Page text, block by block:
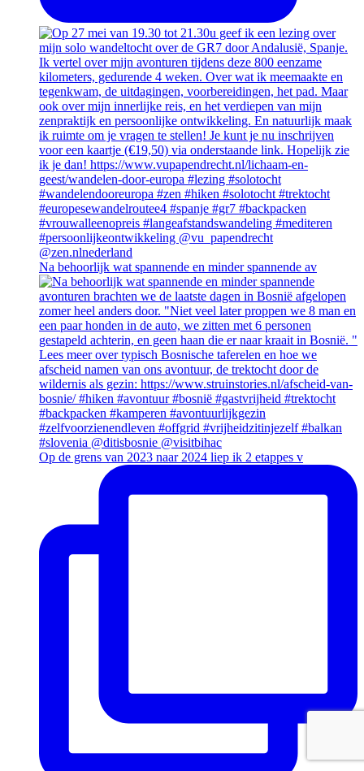
Na behoorlijk wat spannende en minder spannende av
Op de grens van 2023 naar 2024 liep ik 2 etappes v